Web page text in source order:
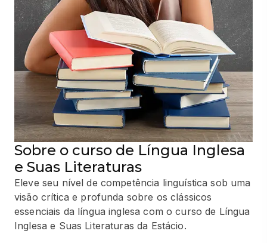
Sobre o curso de Língua Inglesa
e Suas Literaturas
Eleve seu nível de competência linguística sob uma
visão crítica e profunda sobre os clássicos
essenciais da língua inglesa com o curso de Língua
Inglesa e Suas Literaturas da Estácio.